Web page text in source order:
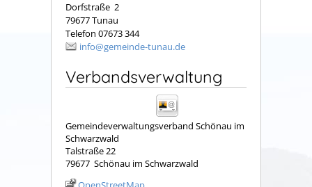
Dorfstraße 2
79677 Tunau
Telefon 07673 344
info@gemeinde-tunau.de
Verbandsverwaltung
Gemeindeverwaltungsverband Schönau im
Schwarzwald
Talstraße 22
79677 Schönau im Schwarzwald